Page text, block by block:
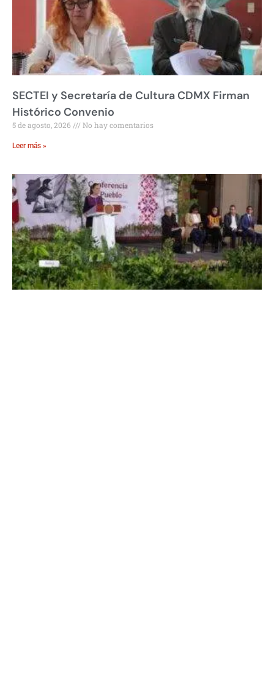
SECTEI y Secretaría de Cultura CDMX Firman
Histórico Convenio
5 de agosto, 2026 No hay comentarios
Leer más »